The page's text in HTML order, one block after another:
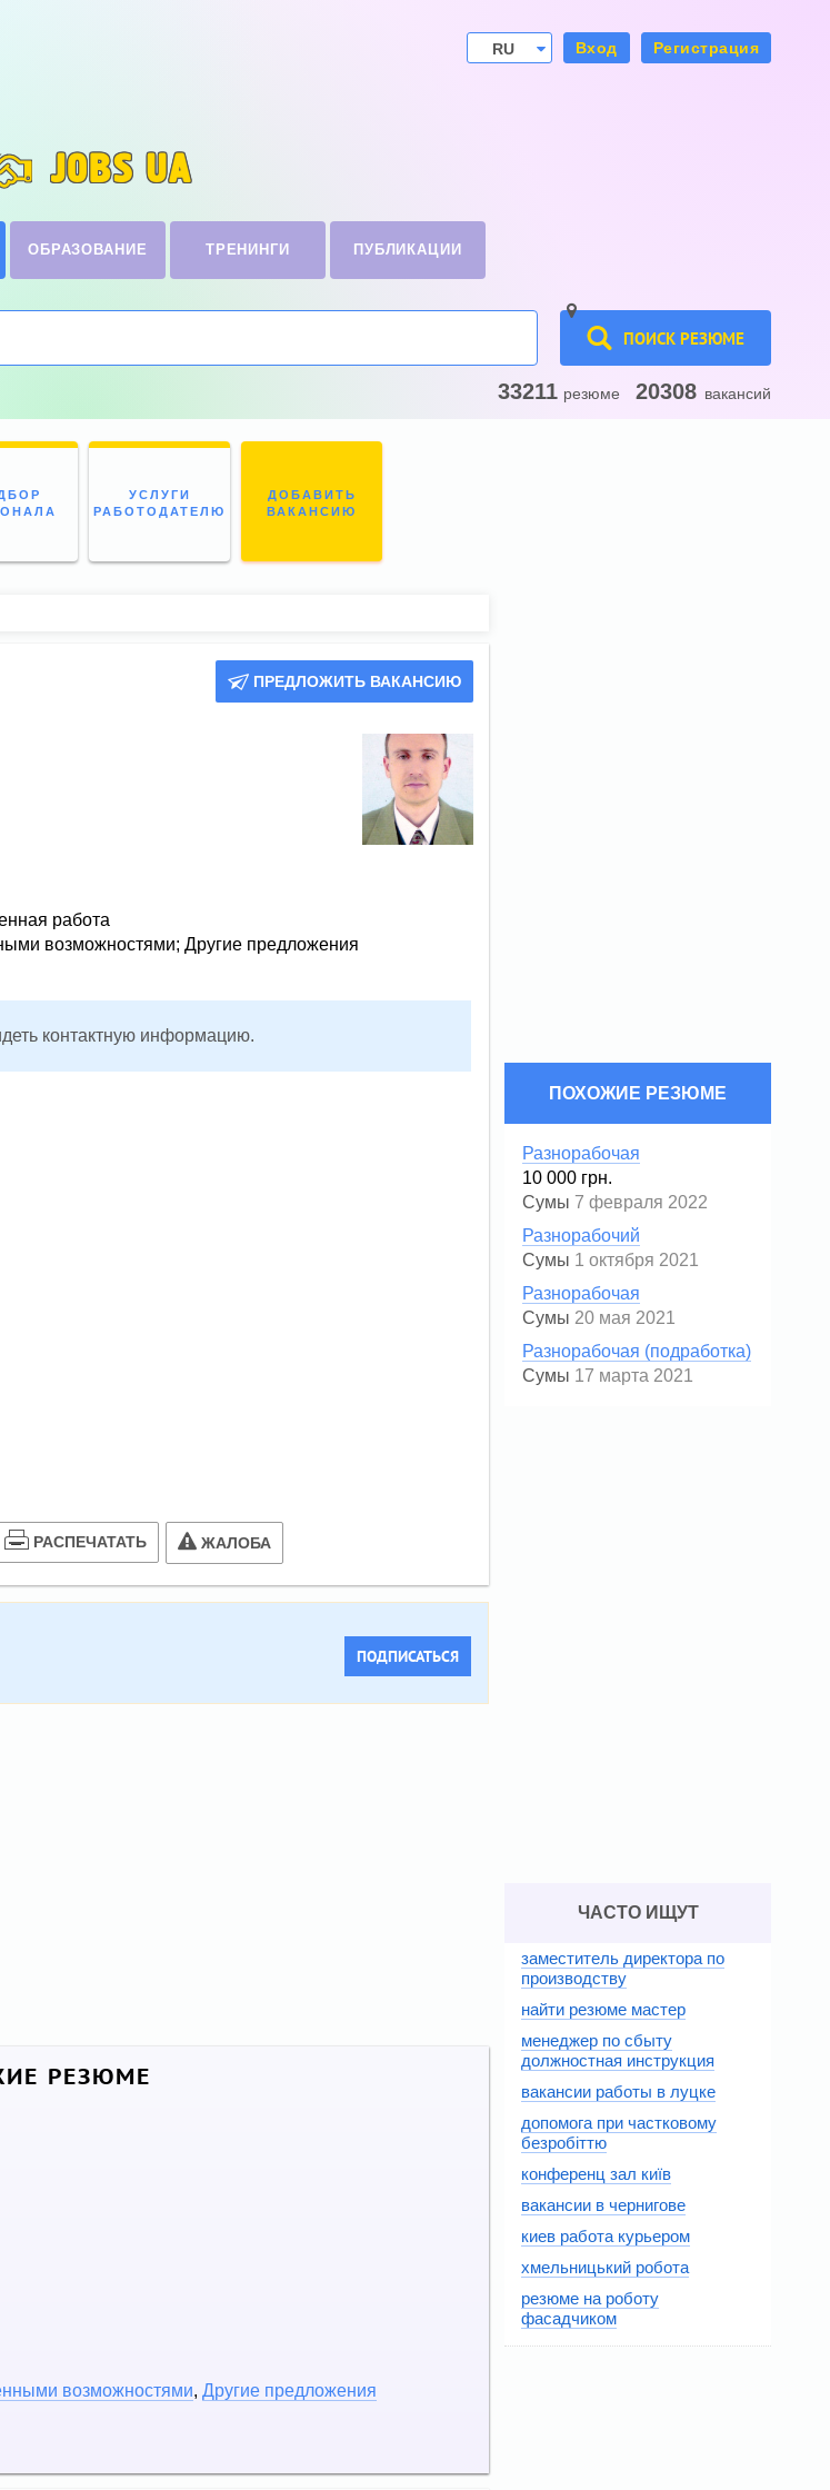
RU
Вход Регистрация
JOBS UA
ОБРАЗОВАНИЕ ТРЕНИНГИ ПУБЛИКАЦИИ
ПОИСК РЕЗЮМЕ
33211 резюме 20308 вакансий
УСЛУГИ
РАБОТОДАТЕЛЮ
ДОБАВИТЬ
ВАКАНСИЮ
ПРЕДЛОЖИТЬ ВАКАНСИЮ
работа
возможностями; Другие предложения
контактную информацию.
РАСПЕЧАТАТЬ ЖАЛОБА
ПОДПИСАТЬСЯ
РЕЗЮМЕ
возможностями
Другие предложения
ПОХОЖИЕ РЕЗЮМЕ
Разнорабочая
10 000 грн.
Сумы 7 февраля 2022
Разнорабочий
Сумы 1 октября 2021
Разнорабочая
Сумы 20 мая 2021
Разнорабочая (подработка)
Сумы 17 марта 2021
ЧАСТО ИЩУТ
заместитель директора по
производству
найти резюме мастер
менеджер по сбыту
должностная инструкция
вакансии работы в луцке
допомога при частковому
безробіттю
конференц зал київ
вакансии в чернигове
киев работа курьером
хмельницький робота
резюме на роботу
фасадчиком